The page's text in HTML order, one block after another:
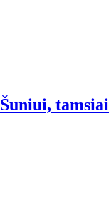
Šuniui, tamsiai